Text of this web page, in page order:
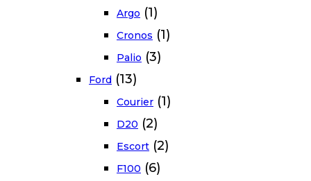
Argo (1)
Cronos (1)
Palio (3)
Ford (13)
Courier (1)
D20 (2)
Escort (2)
F100 (6)